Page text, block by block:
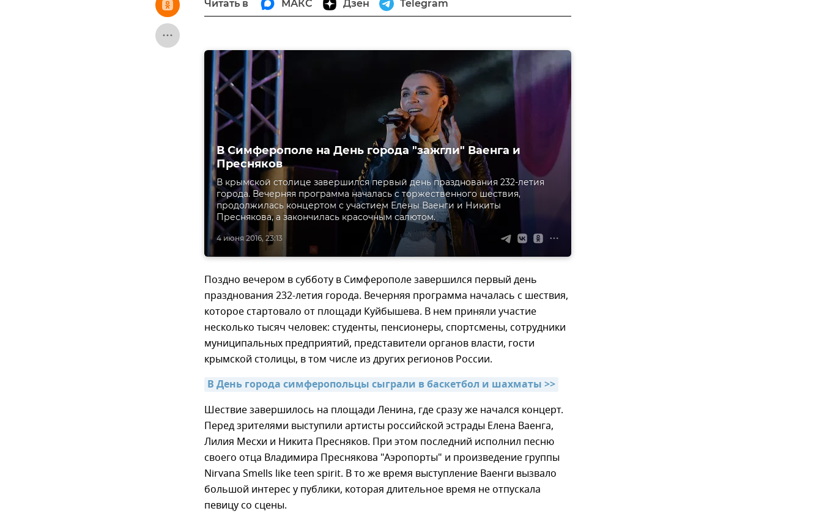
Читать в МАКС Дзен Telegram
4 июня 2016, 23:13
В Симферополе на День города "зажгли" Ваенга и
Пресняков
В крымской столице завершился первый день празднования 232-летия
города. Вечерняя программа началась с торжественного шествия,
продолжилась концертом с участием Елены Ваенги и Никиты
Преснякова, а закончилась красочным салютом.
Поздно вечером в субботу в Симферополе завершился первый день
празднования 232-летия города. Вечерняя программа началась с шествия,
которое стартовало от площади Куйбышева. В нем приняли участие
несколько тысяч человек: студенты, пенсионеры, спортсмены, сотрудники
муниципальных предприятий, представители органов власти, гости
крымской столицы, в том числе из других регионов России.
В День города симферопольцы сыграли в баскетбол и шахматы >>
Шествие завершилось на площади Ленина, где сразу же начался концерт.
Перед зрителями выступили артисты российской эстрады Елена Ваенга,
Лилия Месхи и Никита Пресняков. При этом последний исполнил песню
своего отца Владимира Преснякова "Аэропорты" и произведение группы
Nirvana Smells like teen spirit. В то же время выступление Ваенги вызвало
большой интерес у публики, которая длительное время не отпускала
певицу со сцены.